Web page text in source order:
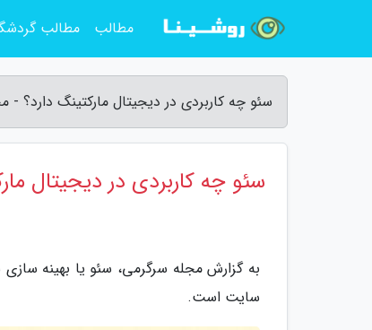
سئو چه کاربردی در دیجیتال مارکتینگ دارد؟ -
سئو چه کاربردی در دیجیتال
به گزارش مجله سرگرمی، سئو یا بهینه
سایت است.
مطالب مطالب